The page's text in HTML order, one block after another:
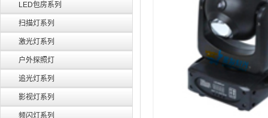
LED包房系列
扫描灯系列
激光灯系列
户外探照灯
追光灯系列
影视灯系列
频闪灯系列